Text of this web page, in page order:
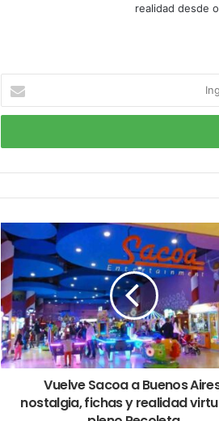
realidad desde
correo
Vuelve Sacoa a Buenos
nostalgia, fichas y realidad